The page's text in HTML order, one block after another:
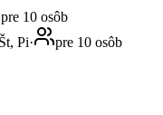
pre 10 osôb
Pi·
pre 10 osôb